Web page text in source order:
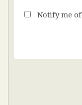
Notify me